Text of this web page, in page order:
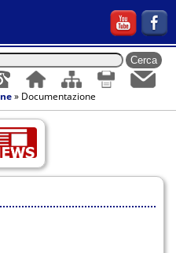
» Documentazione